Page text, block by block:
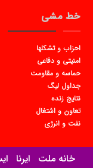
خط مشی
احزاب و تشکلها
امنیتی و دفاعی
حماسه و مقاومت
جداول لیگ
نتایج زنده
تعاون و اشتغال
نفت و انرژی
خانه ملت ایرنا